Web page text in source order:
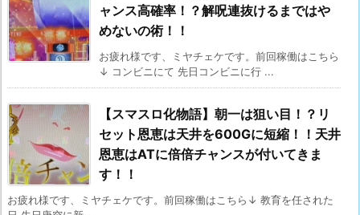
ャンス高確率！？解呪連抜けるまではや
めないの術！！
お疲れ様です、ミヤチェケです。前回稼働はこちら
↓ コンビニにて 先日コンビニに行 ...
【スマスロ化物語】朝一は狙い目！？リ
セット恩恵は天井を600Gに短縮！！天井
恩恵はATに倍倍チャンスが付いてきま
す！！
お疲れ様です、ミヤチェケです。前回稼働はこちら↓ 教育を任された